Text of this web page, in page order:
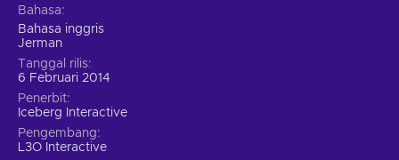
Bahasa
Bahasa inggris
Jerman
Tanggal rilis
6 Februari 2014
Penerbit
Iceberg Interactive
Pengembang
L3O Interactive